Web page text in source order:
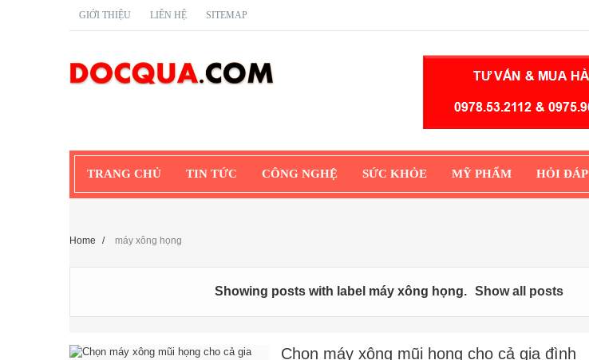
GIỚI THIỆU LIÊN HỆ SITEMAP
TRANG CHỦ TIN TỨC CÔNG NGHỆ SỨC KHỎE MỸ PHẨM HỎI ĐÁP
Home / máy xông họng
Showing posts with label máy xông họng. Show all posts
Chọn máy xông mũi họng cho cả gia đình